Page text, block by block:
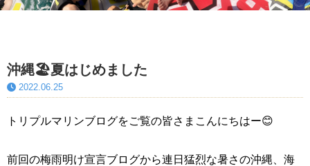
沖縄🏖夏はじめました
2022.06.25
トリプルマリンブログをご覧の皆さまこんにちはー😊
前回の梅雨明け宣言ブログから連日猛烈な暑さの沖縄、海